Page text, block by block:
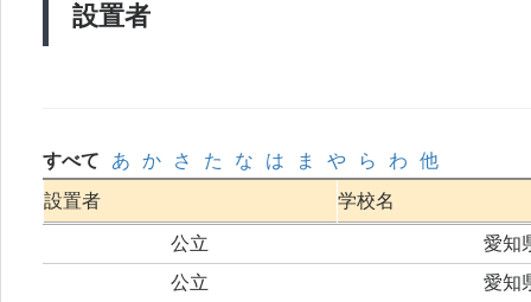
設置者
すべて あ か さ た な は ま や ら わ
他
設置者
学校名
公立
愛知
公立
愛知